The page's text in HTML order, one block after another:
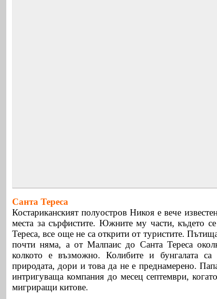
Санта Тереса
Костариканският полуостров Никоя е вече
места за сърфистите. Южните му части, където
Тереса, все още не са открити от туристите.
почти няма, а от Малпаис до Санта Тереса
колкото е възможно. Колибите и бунгалата
природата, дори и това да не е преднамерено.
интригуваща компания до месец септември,
мигриращи китове.